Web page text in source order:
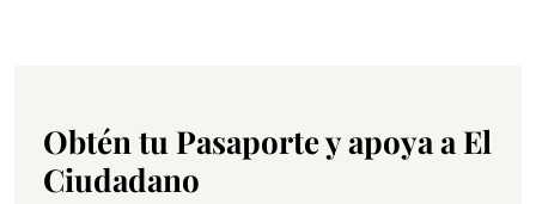
Obtén tu Pasaporte y apoya a El
Ciudadano